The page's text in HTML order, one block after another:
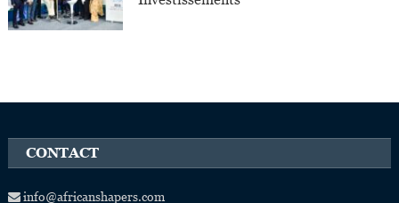
CONTACT
info@africanshapers.com